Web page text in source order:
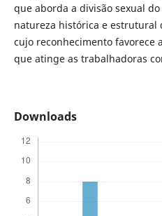
que aborda a divisão sexual
natureza histórica e estrutural
cujo reconhecimento favorece
que atinge as trabalhadoras
Downloads